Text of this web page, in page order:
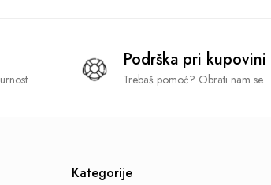
Podrška pri kupovini
Trebaš pomoć? Obrati nam se.
Kategorije